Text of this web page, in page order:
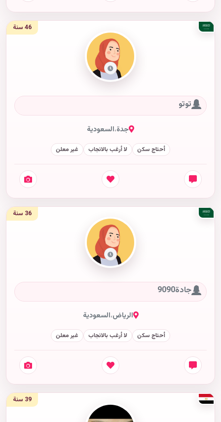
46 سنة
توتو
جدة،السعودية
أحتاج سكن لا أرغب بالانجاب غير معلن
36 سنة
جادة9090
الرياض،السعودية
أحتاج سكن لا أرغب بالانجاب غير معلن
39 سنة